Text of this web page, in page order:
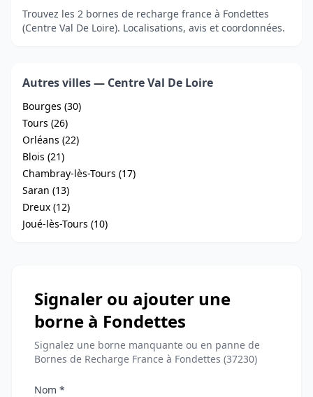
Trouvez les 2 bornes de recharge france à Fondettes
(Centre Val De Loire). Localisations, avis et coordonnées.
Autres villes — Centre Val De Loire
Bourges (30)
Tours (26)
Orléans (22)
Blois (21)
Chambray-lès-Tours (17)
Saran (13)
Dreux (12)
Joué-lès-Tours (10)
Signaler ou ajouter une
borne à Fondettes
Signalez une borne manquante ou en panne de
Bornes de Recharge France à Fondettes (37230)
Nom *